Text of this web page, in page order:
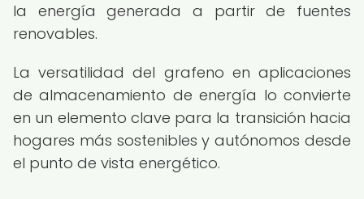
la energía generada a partir de fuentes
renovables.
La versatilidad del grafeno en aplicaciones
de almacenamiento de energía lo convierte
en un elemento clave para la transición hacia
hogares más sostenibles y autónomos desde
el punto de vista energético.